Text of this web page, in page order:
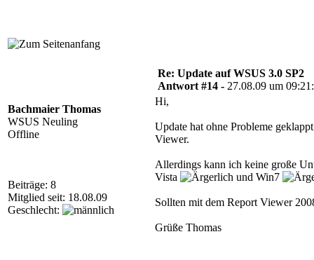
Bachmaier Thomas
WSUS Neuling
Offline
Beiträge: 8
Mitglied seit: 18.08.09
Geschlecht:
Re: Update auf WSUS 3.0 SP2
Antwort #14 - 27.08.09 um
Hi,
Update hat ohne Probleme
Viewer.
Allerdings kann ich keine große
Vista
und Win7
Sollten mit dem Report Viewer
Grüße Thomas